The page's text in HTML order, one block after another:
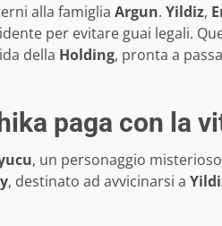
alla famiglia Argun. Yildiz,
per evitare guai legali.
della Holding, pronta a
paga con la
, un personaggio
, destinato ad avvicinarsi a